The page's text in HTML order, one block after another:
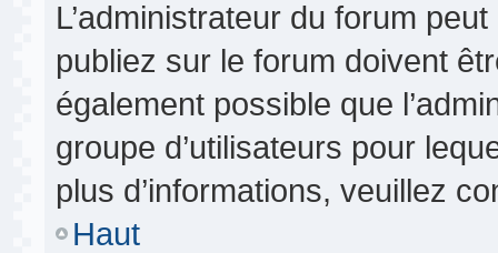
L’administrateur du forum
publiez sur le forum doivent
également possible que
groupe d’utilisateurs pour
plus d’informations, veuillez
Haut